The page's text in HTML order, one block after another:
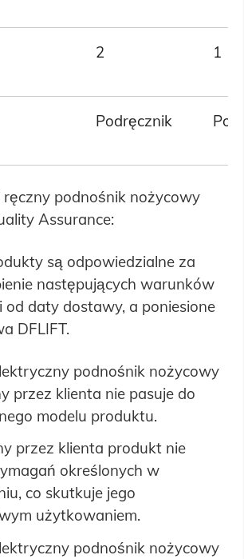
2 1
Podręcznik
ręczny podnośnik nożycowy
Assurance:
są odpowiedzialne za
następujących warunków
od daty dostawy, a poniesione
DFLIFT.
podnośnik nożycowy
przez klienta nie pasuje do
modelu produktu.
przez klienta produkt nie
określonych w
co skutkuje jego
użytkowaniem.
podnośnik nożycowy